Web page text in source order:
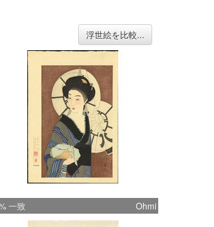
浮世絵を比較...
一致 Ohmi